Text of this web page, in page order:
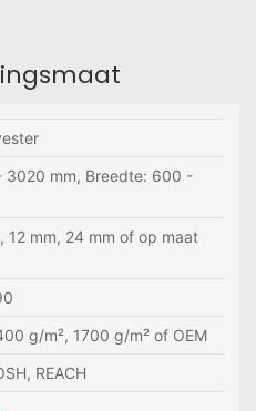
3020 mm, Breedte: 600 -
12 mm, 24 mm of op maat
g/m², 1700 g/m² of OEM
REACH